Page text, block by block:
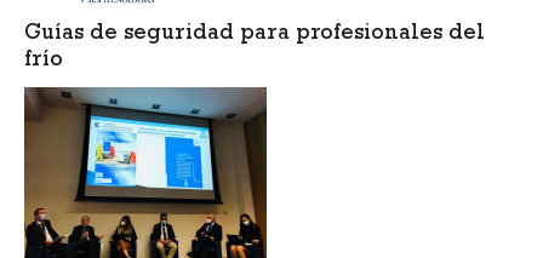
Guías de seguridad para profesionales del
frío